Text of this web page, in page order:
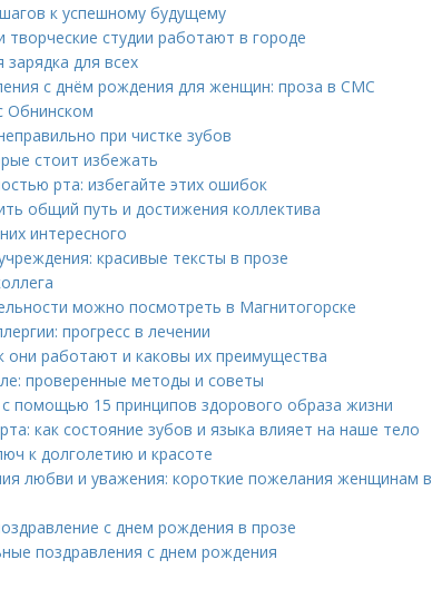
к успешному будущему
творческие студии работают в городе
для всех
с днём рождения для женщин: проза в СМС
Обнинском
при чистке зубов
стоит избежать
рта: избегайте этих ошибок
общий путь и достижения коллектива
интересного
красивые тексты в прозе
можно посмотреть в Магнитогорске
прогресс в лечении
они работают и каковы их преимущества
проверенные методы и советы
с помощью 15 принципов здорового образа жизни
как состояние зубов и языка влияет на наше тело
к долголетию и красоте
любви и уважения: короткие пожелания женщинам в
с днем рождения в прозе
поздравления с днем рождения